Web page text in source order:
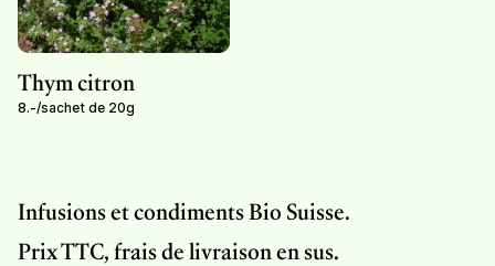
Thym citron
sachet de 20g
/
8.-
Infusions et condiments Bio Suisse.
Prix TTC, frais de livraison en sus.